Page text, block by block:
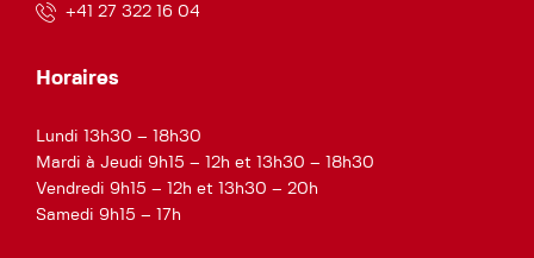
+41 27 322 16 04
Horaires
Lundi 13h30 – 18h30
Mardi à Jeudi 9h15 – 12h et 13h30 – 18h30
Vendredi 9h15 – 12h et 13h30 – 20h
Samedi 9h15 – 17h